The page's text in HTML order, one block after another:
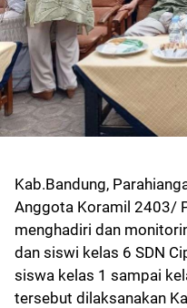
Kab.Bandung,
Anggota Koramil 2403/
menghadiri dan
dan siswi kelas 6 SDN
siswa kelas 1 sampai
tersebut dilaksanakan